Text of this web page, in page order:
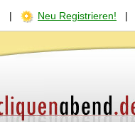
| Neu Registrieren!